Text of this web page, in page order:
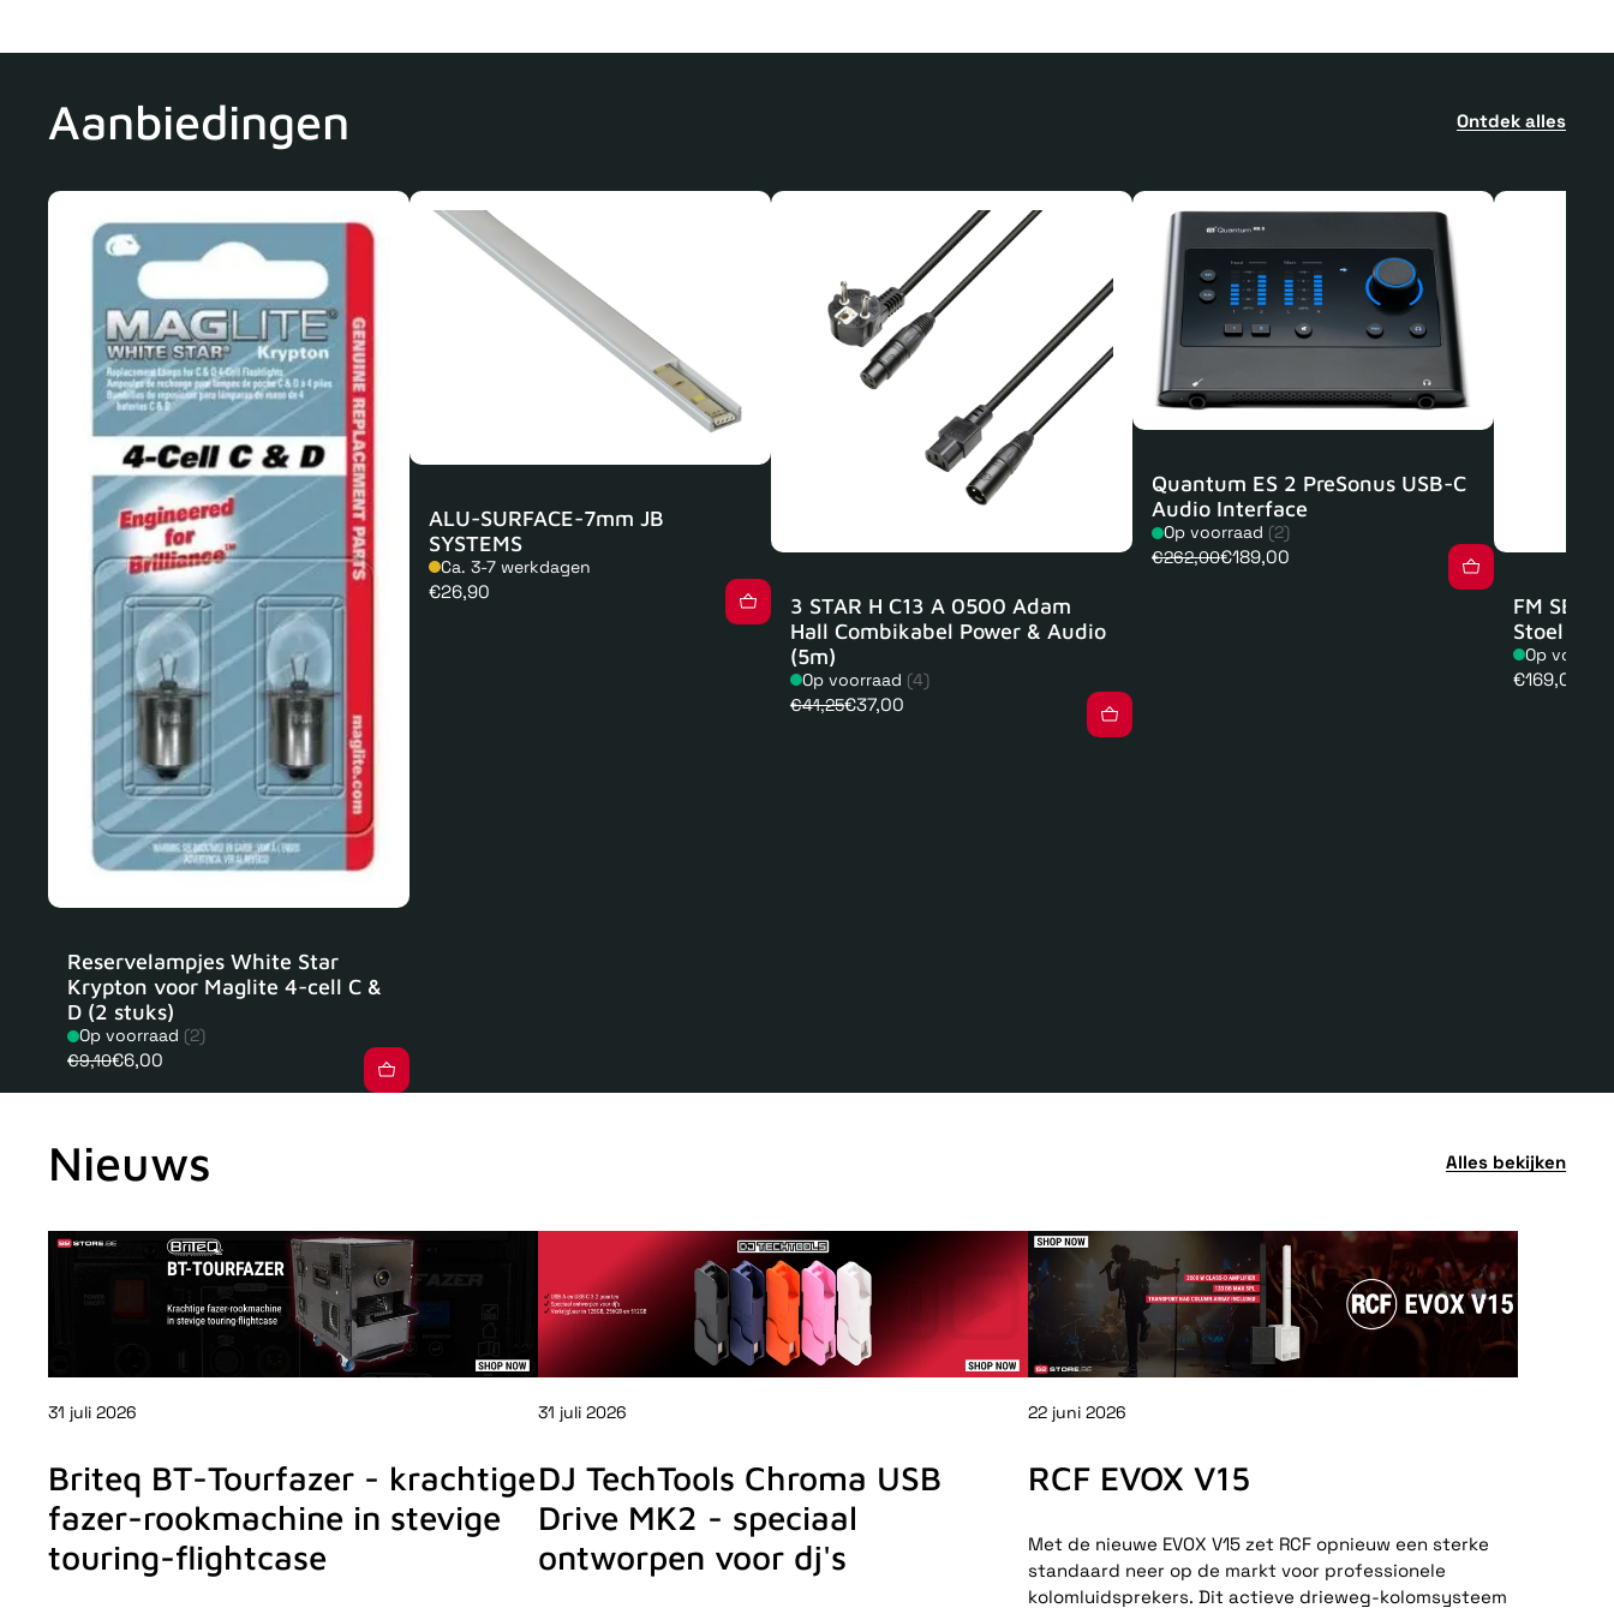
Aanbiedingen Ontdek alles
Reservelampjes White Star
Krypton voor Maglite 4-cell C &
D (2 stuks)
Op voorraad (2)
€9,10€6,00
ALU-SURFACE-7mm JB
SYSTEMS
Ca. 3-7 werkdagen
Normale
€26,90
3 STAR H C13 A 0500 Adam
Hall Combikabel Power & Audio
(5m)
Op voorraad (4)
€41,25€37,00
Quantum ES 2 PreSonus USB-C
Audio Interface
Op voorraad (2)
€262,00€189,00
FM
Stoel
Op
Normale
€169,00
Nieuws Alles bekijken
31 juli 2026
Briteq BT-Tourfazer - krachtige
fazer-rookmachine in stevige
touring-flightcase
31 juli 2026
DJ TechTools Chroma USB
Drive MK2 - speciaal
ontworpen voor dj's
22 juni 2026
RCF EVOX V15
Met de nieuwe EVOX V15 zet RCF opnieuw een sterke
standaard neer op de markt voor professionele
kolomluidsprekers. Dit actieve drieweg-kolomsysteem